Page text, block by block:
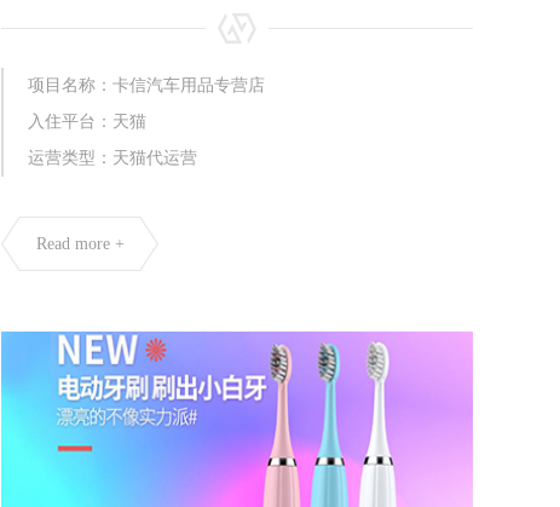
项目名称：卡信汽车用品专营店
入住平台：天猫
运营类型：天猫代运营
Read more +